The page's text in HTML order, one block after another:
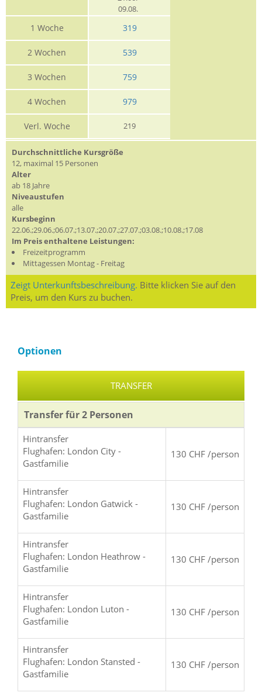
09.08.
1 Woche 319
2 Wochen 539
3 Wochen 759
4 Wochen 979
Verl. Woche 219
Durchschnittliche Kursgröße
12, maximal 15 Personen
Alter
ab 18 Jahre
Niveaustufen
alle
Kursbeginn
22.06.;29.06.;06.07.;13.07.;20.07.;27.07.;03.08.;10.08.;17.08
Im Preis enthaltene Leistungen:
Freizeitprogramm
Mittagessen Montag - Freitag
Zeigt Unterkunftsbeschreibung. Bitte klicken Sie auf den
Preis, um den Kurs zu buchen.
Optionen
TRANSFER
Transfer für 2 Personen
Hintransfer
Flughafen: London City -
Gastfamilie
130 CHF /person
Hintransfer
Flughafen: London Gatwick -
Gastfamilie
130 CHF /person
Hintransfer
Flughafen: London Heathrow -
Gastfamilie
130 CHF /person
Hintransfer
Flughafen: London Luton -
Gastfamilie
130 CHF /person
Hintransfer
Flughafen: London Stansted -
Gastfamilie
130 CHF /person